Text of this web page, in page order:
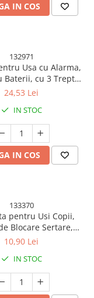
IN COS
132971
Usa cu Alarma,
Baterii, cu 3 Trepte
Sensibilitate,
cm, Negru
24,53 Lei
IN STOC
IN COS
133370
pentru Usi Copii,
Blocare Sertare,
Adeziv, cu
Maimutica, Roz
10,90 Lei
IN STOC